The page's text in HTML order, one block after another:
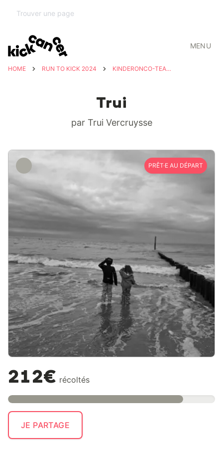
MENU
HOME RUN TO KICK 2024 KINDERONCO-TEAM UZ LEUVEN
Trui
par Trui Vercruysse
PRÊT·E AU DÉPART
212€ récoltés
JE PARTAGE